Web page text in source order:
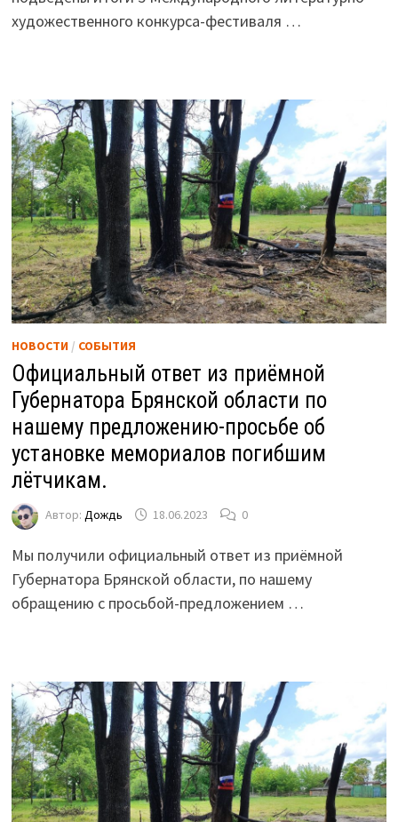
художественного конкурса-фестиваля …
НОВОСТИ/ СОБЫТИЯ
Официальный ответ из приёмной
Губернатора Брянской области по
нашему предложению-просьбе об
установке мемориалов погибшим
лётчикам.
Автор: Дождь 18.06.2023 0
Мы получили официальный ответ из приёмной
Губернатора Брянской области, по нашему
обращению с просьбой-предложением …